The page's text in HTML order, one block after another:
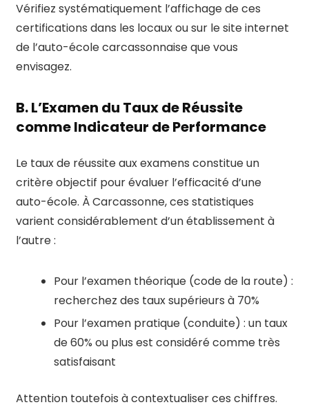
Vérifiez systématiquement l’affichage de ces
certifications dans les locaux ou sur le site internet
de l’auto-école carcassonnaise que vous
envisagez.
B. L’Examen du Taux de Réussite
comme Indicateur de Performance
Le taux de réussite aux examens constitue un
critère objectif pour évaluer l’efficacité d’une
auto-école. À Carcassonne, ces statistiques
varient considérablement d’un établissement à
l’autre :
Pour l’examen théorique (code de la route) :
recherchez des taux supérieurs à 70%
Pour l’examen pratique (conduite) : un taux
de 60% ou plus est considéré comme très
satisfaisant
Attention toutefois à contextualiser ces chiffres.